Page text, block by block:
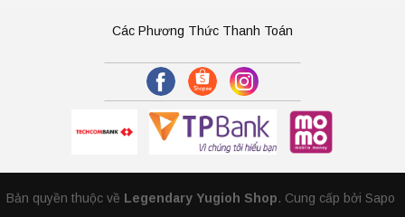
Các Phương Thức Thanh Toán
Bản quyền thuộc về Legendary Yugioh Shop. Cung cấp bởi Sapo